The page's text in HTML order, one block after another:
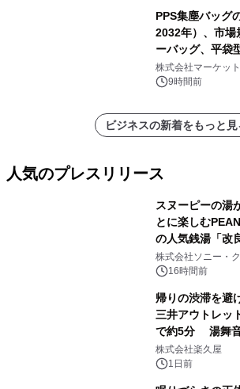
PPS集塵バッグ
2032年）、市場
ーバッグ、平袋
プリーツフィル
他）・分析レポ
株式会社マーケッ
9時間前
ビジネスの新着をもっと見
人気のプレスリリース
スヌーピーの湯
とに楽しむ
の人気銭湯「改
ラボレーショ
ボグッズも発売
株式会社ソニー・
16時間前
帰りの渋滞を避
三井アウトレッ
で約5分 湯舞音
メニューを提供
株式会社楽久屋
1日前